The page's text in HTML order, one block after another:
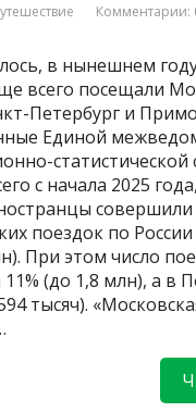
Комментарии:
в нынешнем
всего посещали
Петербург и
Единой
статистической
с начала 2025
поездок по
При этом число
(до 1,8 млн), а в
тысяч).